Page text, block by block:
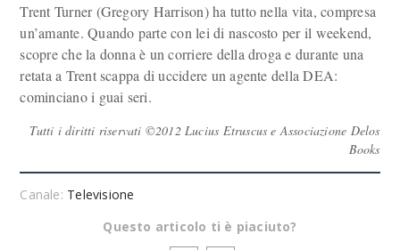
Trent Turner (Gregory Harrison) ha tutto nella vita, compresa
un’amante. Quando parte con lei di nascosto per il weekend,
scopre che la donna è un corriere della droga e durante una
retata a Trent scappa di uccidere un agente della DEA:
cominciano i guai seri.
Tutti i diritti riservati ©2012 Lucius Etruscus e Associazione Delos
Books
Canale: Televisione
Questo articolo ti è piaciuto?